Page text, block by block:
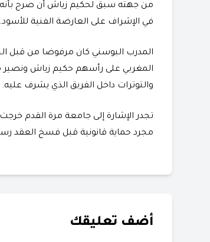
من جهته سبق لحكيم زياش أن صرح
في الإشراف على العارضة الفنية للأسود.
المدرب البوسني كان مرفوضا من قبل
المغربي على رأسهم حكيم زياش ونصير
والتوترات داخل الفريق الذي يشرف عليه.
تجدر الإشارة إلى جامعة مرة القدم
مجرد حماية قانونية قبل فسخ العقد
أضف تعليقك